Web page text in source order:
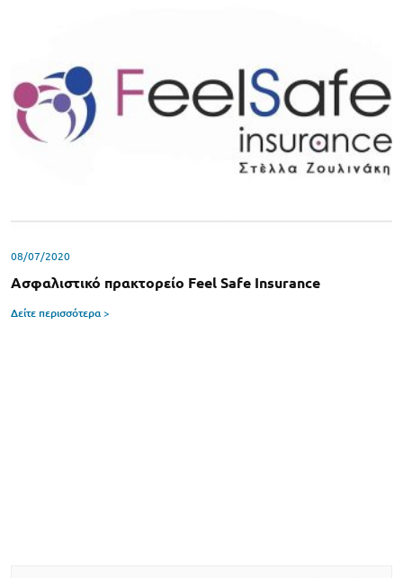
08/07/2020
Ασφαλιστικό πρακτορείο Feel Safe Insurance
Δείτε περισσότερα >